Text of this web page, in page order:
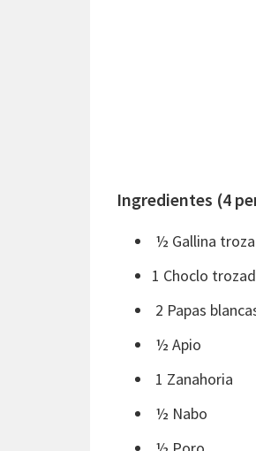
Ingredientes (4
½ Gallina
1 Choclo
2 Papas
½ Apio
1 Zanahoria
½ Nabo